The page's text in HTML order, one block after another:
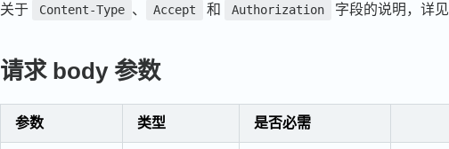
关于 Content-Type 、 Accept 和 Authorization 字段的说明，详见
请求 body 参数
参数 类型 是否必需